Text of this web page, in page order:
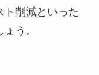
ト削減といった
う。